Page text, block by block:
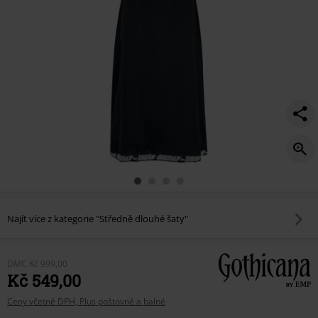
Najít více z kategorie "Středně dlouhé šaty"
DMC Kč 999,00
Kč 549,00
Ceny včetně DPH, Plus poštovné a balné